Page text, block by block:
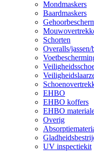
Mondmaskers
Baardmaskers
Schorten
Overalls/jassen/
EHBO
EHBO koffers
EHBO
Overig
UV inspectiekit